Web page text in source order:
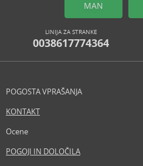
MAN
LINIJA ZA STRANKE
0038617774364
POGOSTA VPRAŠANJA
KONTAKT
Ocene
POGOJI IN DOLOČILA